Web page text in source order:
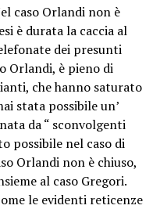
caso Orlandi non è
è durata la caccia al
dei presunti
Orlandi, è pieno di
che hanno saturato
stata possibile un’
da “ sconvolgenti
possibile nel caso di
Orlandi non è chiuso,
al caso Gregori.
le evidenti reticenze